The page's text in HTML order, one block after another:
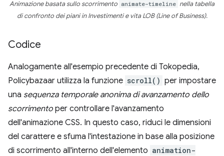
Animazione basata sullo scorrimento animate-timeline nella tabella
di confronto dei piani in Investimenti e vita LOB (Line of Business).
Codice
Analogamente all'esempio precedente di Tokopedia,
Policybazaar utilizza la funzione scroll() per impostare
una sequenza temporale anonima di avanzamento dello
scorrimento per controllare l'avanzamento
dell'animazione CSS. In questo caso, riduci le dimensioni
del carattere e sfuma l'intestazione in base alla posizione
di scorrimento all'interno dell'elemento animation-